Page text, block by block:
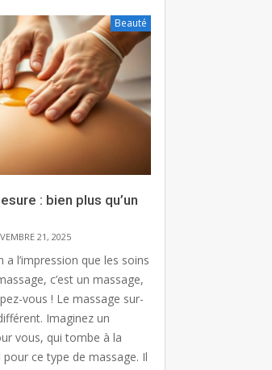
Beauté
: bien plus qu’un
21, 2025
l’impression que les soins
c’est un massage,
vous ! Le massage sur-
Imaginez un
vous, qui tombe à la
pour ce type de massage. Il